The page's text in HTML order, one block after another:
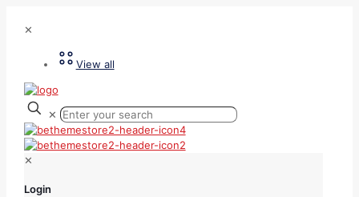
✕
View all
✕
✕
Login